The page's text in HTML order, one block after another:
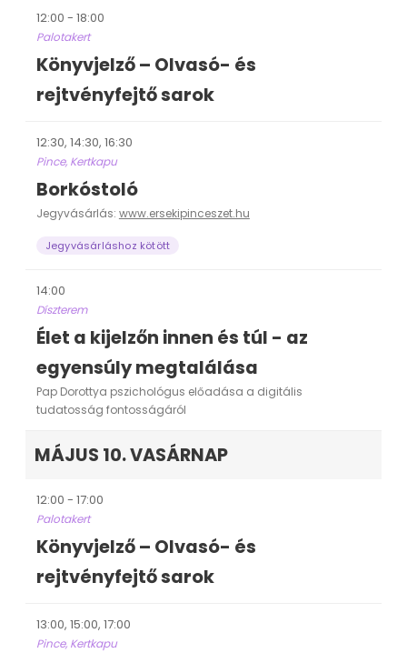
12:00 - 18:00
Palotakert
Könyvjelző – Olvasó- és
rejtvényfejtő sarok
12:30, 14:30, 16:30
Pince, Kertkapu
Borkóstoló
Jegyvásárlás: www.ersekipinceszet.hu
Jegyvásárláshoz kötött
14:00
Díszterem
Élet a kijelzőn innen és túl - az
egyensúly megtalálása
Pap Dorottya pszichológus előadása a digitális
tudatosság fontosságáról
MÁJUS 10. VASÁRNAP
12:00 - 17:00
Palotakert
Könyvjelző – Olvasó- és
rejtvényfejtő sarok
13:00, 15:00, 17:00
Pince, Kertkapu